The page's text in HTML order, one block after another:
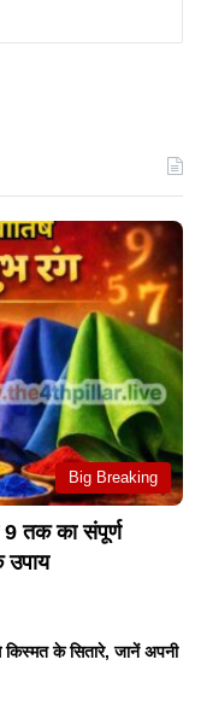
Big Breaking
तक का संपूर्ण
के सितारे, जानें अपनी